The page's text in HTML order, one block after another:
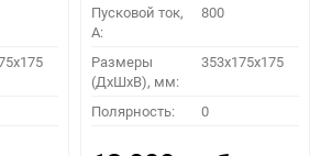
Пусковой ток,
A:
800
Размеры
(ДхШхВ), мм:
353x175x175
Полярность: 0